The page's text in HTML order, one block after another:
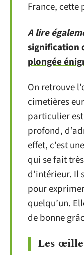
France, cette
A lire
signification
plongée
On retrouve
cimetières
particulier
profond,
effet, c’est
qui se fait
d’intérieur. Il
pour
quelqu’un.
de bonne
Les